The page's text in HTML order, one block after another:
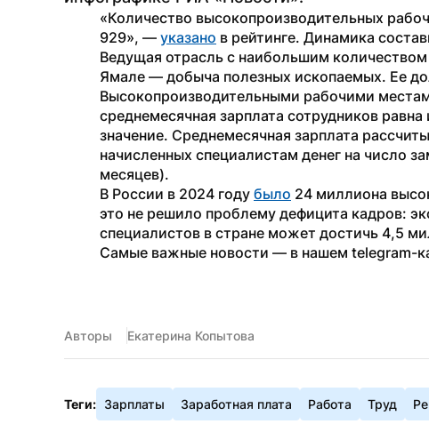
«Количество высокопроизводительных
929», — указано в рейтинге. Динамика
Ведущая отрасль с наибольшим
Ямале — добыча полезных ископаемых. Ее
Высокопроизводительными рабочими
среднемесячная зарплата сотрудников
значение. Среднемесячная зарплата
начисленных специалистам денег на число
месяцев).
В России в 2024 году было 24 миллиона
это не решило проблему дефицита кадров:
специалистов в стране может достичь 4,5
Самые важные новости — в нашем telegram-
Авторы Екатерина Копытова
Теги: Зарплаты Заработная плата Работа Труд